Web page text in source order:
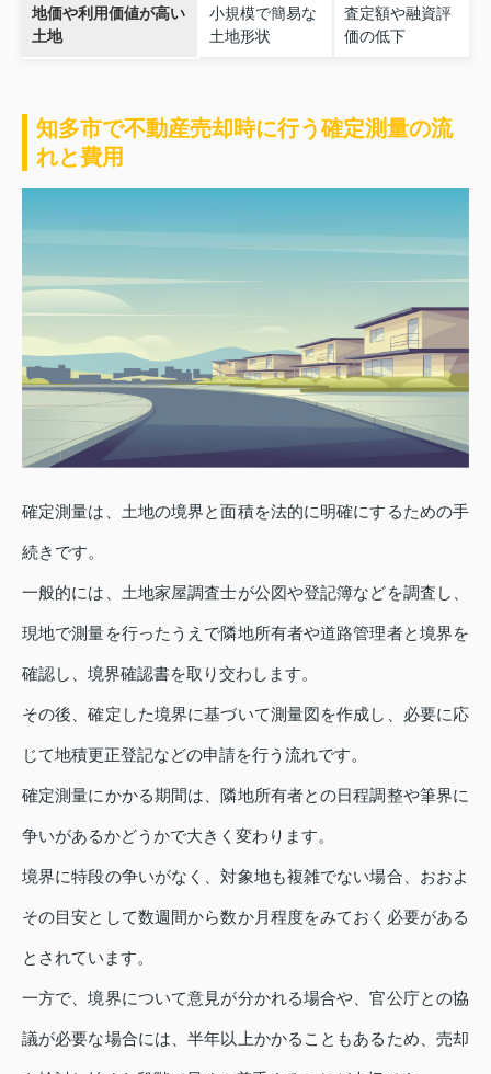
地価や利用価値が高い
土地
小規模で簡易な
土地形状
査定額や融資評
価の低下
知多市で不動産売却時に行う確定測量の流
れと費用
確定測量は、土地の境界と面積を法的に明確にするための手
続きです。
一般的には、土地家屋調査士が公図や登記簿などを調査し、
現地で測量を行ったうえで隣地所有者や道路管理者と境界を
確認し、境界確認書を取り交わします。
その後、確定した境界に基づいて測量図を作成し、必要に応
じて地積更正登記などの申請を行う流れです。
確定測量にかかる期間は、隣地所有者との日程調整や筆界に
争いがあるかどうかで大きく変わります。
境界に特段の争いがなく、対象地も複雑でない場合、おおよ
その目安として数週間から数か月程度をみておく必要がある
とされています。
一方で、境界について意見が分かれる場合や、官公庁との協
議が必要な場合には、半年以上かかることもあるため、売却